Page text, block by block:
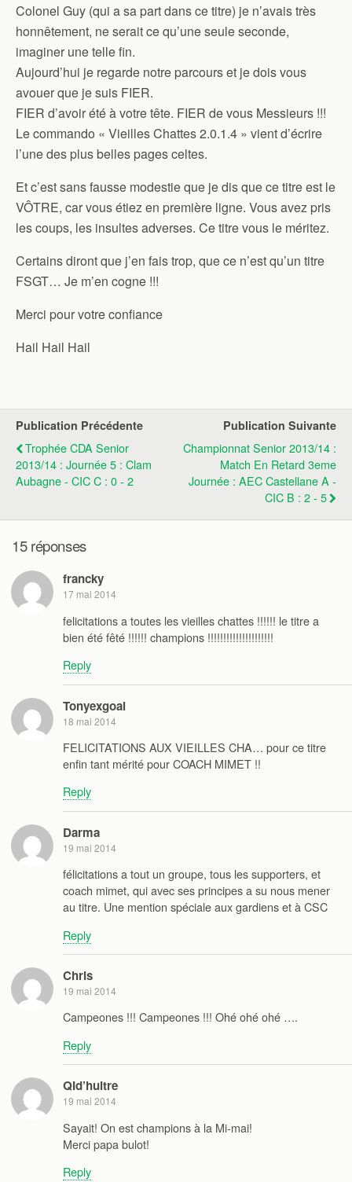
Colonel Guy (qui a sa part dans ce titre) je n’avais très
honnêtement, ne serait ce qu’une seule seconde,
imaginer une telle fin.
Aujourd’hui je regarde notre parcours et je dois vous
avouer que je suis FIER.
FIER d’avoir été à votre tête. FIER de vous Messieurs !!!
Le commando « Vieilles Chattes 2.0.1.4 » vient d’écrire
l’une des plus belles pages celtes.
Et c’est sans fausse modestie que je dis que ce titre est le
VÔTRE, car vous étiez en première ligne. Vous avez pris
les coups, les insultes adverses. Ce titre vous le méritez.
Certains diront que j’en fais trop, que ce n’est qu’un titre
FSGT… Je m’en cogne !!!
Merci pour votre confiance
Hail Hail Hail
Publication Précédente
Trophée CDA Senior
2013/14 : Journée 5 : Clam
Aubagne - CIC C : 0 - 2
Publication Suivante
Championnat Senior 2013/14 :
Match En Retard 3eme
Journée : AEC Castellane A -
CIC B : 2 - 5
15 réponses
francky
17 mai 2014
felicitations a toutes les vieilles chattes !!!!!! le titre a
bien été fêté !!!!!! champions !!!!!!!!!!!!!!!!!!!!!
Reply
Tonyexgoal
18 mai 2014
FELICITATIONS AUX VIEILLES CHA… pour ce titre
enfin tant mérité pour COACH MIMET !!
Reply
Darma
19 mai 2014
félicitations a tout un groupe, tous les supporters, et
coach mimet, qui avec ses principes a su nous mener
au titre. Une mention spéciale aux gardiens et à CSC
Reply
Chris
19 mai 2014
Campeones !!! Campeones !!! Ohé ohé ohé ….
Reply
QId’huitre
19 mai 2014
Sayait! On est champions à la Mi-mai!
Merci papa bulot!
Reply